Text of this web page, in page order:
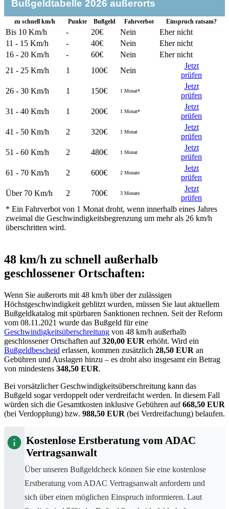
Bußgeldtabelle 2026 außerorts
zu schnell km/h Punkte Buß­geld Fahr­verbot Einspruch ratsam?
Bis 10 Km/h - 20€ Nein
Eher nicht
11 - 15 Km/h - 40€ Nein
Eher nicht
16 - 20 Km/h - 60€ Nein
Eher nicht
21 - 25 Km/h 1 100€ Nein
Jetzt
prüfen
26 - 30 Km/h 1 150€ 1 Monat*
Jetzt
prüfen
31 - 40 Km/h 1 200€ 1 Monat*
Jetzt
prüfen
41 - 50 Km/h 2 320€ 1 Monat
Jetzt
prüfen
51 - 60 Km/h 2 480€ 1 Monat
Jetzt
prüfen
61 - 70 Km/h 2 600€ 2 Monate
Jetzt
prüfen
Über 70 Km/h 2 700€ 3 Monate
Jetzt
prüfen
* Ein Fahrverbot von 1 Monat droht, wenn innerhalb eines Jahres
zweimal die Geschwindigkeitsbegrenzung um mehr als 26 km/h
überschritten wird.
48 km/h zu schnell außerhalb
geschlossener Ortschaften:
Wenn Sie außerorts mit 48 km/h über der zulässigen
Höchstgeschwindigkeit geblitzt wurden, müssen Sie laut aktuellem
Bußgeldkatalog mit spürbaren Sanktionen rechnen. Seit der Reform
vom 08.11.2021 wurde das Bußgeld für eine
Geschwindigkeitsüberschreitung von 48 km/h außerhalb
geschlossener Ortschaften auf320,00 EUR erhöht. Wird ein
Bußgeldbescheid erlassen, kommen zusätzlich 28,50 EUR an
Gebühren und Auslagen hinzu – es droht also insgesamt ein Betrag
von mindestens 348,50 EUR.
Bei vorsätzlicher Geschwindigkeitsüberschreitung kann das
Bußgeld sogar verdoppelt oder verdreifacht werden. In diesem Fall
würden sich die Gesamtkosten inklusive Gebühren auf668,50 EUR
(bei Verdopplung) bzw. 988,50 EUR (bei Verdreifachung) belaufen.
Kostenlose Erstberatung vom ADAC
Vertragsanwalt
Über unseren Bußgeldcheck können Sie eine kostenlose
Erstberatung vom ADAC Vertragsanwalt anfordern und
sich über einen möglichen Einspruch informieren. Laut